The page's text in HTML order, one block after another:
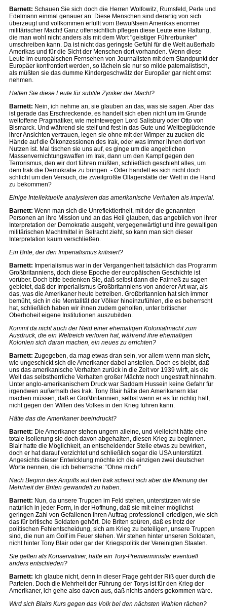
Barnett: Schauen Sie sich doch die Herren Wolfowitz, Rumsfeld, Perle und
Edelmann einmal genauer an: Diese Menschen sind derartig von sich
überzeugt und vollkommen erfüllt vom Bewußtsein Amerikas enormer
militärischer Macht! Ganz offensichtlich pflegen diese Leute eine Haltung,
die man wohl nicht anders als mit dem Wort "geistiger Führerbunker"
umschreiben kann. Da ist nicht das geringste Gefühl für die Welt außerhalb
Amerikas und für die Sicht der Menschen dort vorhanden. Wenn diese
Leute im europäischen Fernsehen von Journalisten mit dem Standpunkt der
Europäer konfrontiert werden, so lächeln sie nur so milde paternalistisch,
als müßten sie das dumme Kindergeschwätz der Europäer gar nicht ernst
nehmen.
Halten Sie diese Leute für subtile Zyniker der Macht?
Barnett: Nein, ich nehme an, sie glauben an das, was sie sagen. Aber das
ist gerade das Erschreckende, es handelt sich eben nicht um im Grunde
weltoffene Pragmatiker, wie meintewegen Lord Salisbury oder Otto von
Bismarck. Und während sie steif und fest in das Gute und Weltbeglückende
ihrer Ansichten vertrauen, legen sie ohne mit der Wimper zu zucken die
Hände auf die Ölkonzessionen des Irak, oder was immer ihnen dort von
Nutzen ist. Mal tischen sie uns auf, es ginge um die angeblichen
Massenvernichtungswaffen im Irak, dann um den Kampf gegen den
Terrorismus, den wir dort führen müßten, schließlich geschieht alles, um
dem Irak die Demokratie zu bringen. - Oder handelt es sich nicht doch
schlicht um den Versuch, die zweitgrößte Öllagerstätte der Welt in die Hand
zu bekommen?
Einige Intellektuelle analysieren das amerikanische Verhalten als imperial.
Barnett: Wenn man sich die Unreflektiertheit, mit der die genannten
Personen an ihre Mission und an das Heil glauben, das angeblich von ihrer
Interpretation der Demokratie ausgeht, vergegenwärtigt und ihre gewaltigen
militärischen Machtmittel in Betracht zieht, so kann man sich dieser
Interpretation kaum verschließen.
Ein Brite, der den Imperialismus kritisiert?
Barnett: Imperialismus war in der Vergangenheit tatsächlich das Programm
Großbritanniens, doch diese Epoche der europäischen Geschichte ist
vorüber. Doch bitte bedenken Sie, daß selbst dann die Fairneß zu sagen
gebietet, daß der Imperialismus Großbritanniens von anderer Art war, als
das, was die Amerikaner heute betreiben. Großbritannien hat sich immer
bemüht, sich in die Mentalität der Völker hineinzufühlen, die es beherrscht
hat, schließlich haben wir ihnen zudem geholfen, unter britischer
Oberhoheit eigene Institutionen auszubilden.
Kommt da nicht auch der Neid einer ehemaligen Kolonialmacht zum
Ausdruck, die ein Weltreich verloren hat, während ihre ehemaligen
Kolonien sich daran machen, ein neues zu errichten?
Barnett: Zugegeben, da mag etwas dran sein, vor allem wenn man sieht,
wie ungeschickt sich die Amerikaner dabei anstellen. Doch es bleibt, daß
uns das amerikanische Verhalten zurück in die Zeit vor 1939 wirft, als die
Welt das selbstherrliche Verhalten großer Mächte noch ungestraft hinnahm.
Unter anglo-amerikanischem Druck war Saddam Hussein keine Gefahr für
irgendwen außerhalb des Irak. Tony Blair hätte den Amerikanern klar
machen müssen, daß er Großbritannien, selbst wenn er es für richtig hält,
nicht gegen den Willen des Volkes in den Krieg führen kann.
Hätte das die Amerikaner beeindruckt?
Barnett: Die Amerikaner stehen ungern alleine, und vielleicht hätte eine
totale Isolierung sie doch davon abgehalten, diesen Krieg zu beginnen.
Blair hatte die Möglichkeit, an entscheidender Stelle etwas zu bewirken,
doch er hat darauf verzichtet und schließlich sogar die USA unterstützt.
Angesichts dieser Entwicklung möchte ich die einzigen zwei deutschen
Worte nennen, die ich beherrsche: "Ohne mich!"
Nach Beginn des Angriffs auf den Irak scheint sich aber die Meinung der
Mehrheit der Briten gewandelt zu haben.
Barnett: Nun, da unsere Truppen im Feld stehen, unterstützen wir sie
natürlich in jeder Form, in der Hoffnung, daß sie mit einer möglichst
geringen Zahl von Gefallenen ihren Auftrag professionell erledigen, wie sich
das für britische Soldaten gehört. Die Briten spüren, daß es trotz der
politischen Fehlentscheidung, sich am Krieg zu beteiligen, unsere Truppen
sind, die nun am Golf im Feuer stehen. Wir stehen hinter unseren Soldaten,
nicht hinter Tony Blair oder gar der Kriegspolitik der Vereinigten Staaten.
Sie gelten als Konservativer, hätte ein Tory-Premierminister eventuell
anders entschieden?
Barnett: Ich glaube nicht, denn in dieser Frage geht der Riß quer durch die
Parteien. Doch die Mehrheit der Führung der Torys ist für den Krieg der
Amerikaner, ich gehe also davon aus, daß nichts anders gekommen wäre.
Wird sich Blairs Kurs gegen das Volk bei den nächsten Wahlen rächen?